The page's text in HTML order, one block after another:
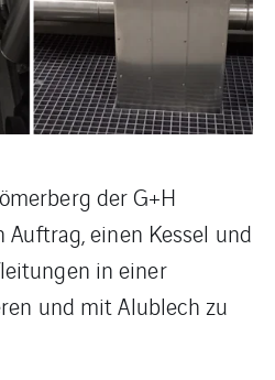
der G+H
einen Kessel und
in einer
und mit Alublech zu